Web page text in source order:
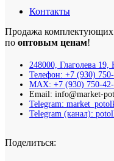
Контакты
Продажа комплектующих
по оптовым ценам!
248000, Глаголева 19,
Телефон: +7 (930)
MAX: +7 (930) 750-
Email: info@market-
Telegram:
Telegram (канал):
Поделиться: